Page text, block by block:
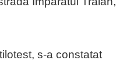
s-a constatat